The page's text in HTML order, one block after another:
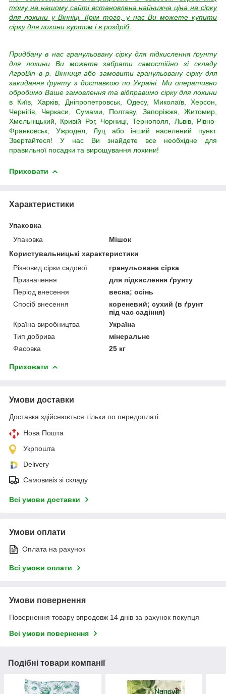
тому на нашому сайті встановлена найнижча ціна на сірку
для лохини у Вінніці. Крім того, у нас Ви можете купити
сірку для лохини гуртом і в роздріб.
Придбану в нас гранульовану сірку для підкислення ґрунту
для лохини Ви можете забрати самостійно зі складу
АгроВin в р. Вінниця або замовити гранульовану сірку для
закидання ґрунту з доставкою по Україні. Ми оперативно
обробимо Ваше замовлення та відправимо сірку для лохини
в Київ, Харків, Дніпропетровськ, Одесу, Миколаїв, Херсон,
Чернігів, Черкаси, Сумами, Полтаву, Запоріжжя, Житомир,
Хмельніцький, Кривій Рог, Чорниці, Тернополя, Львів, Рівно-
Франковськ, Ужродел, Луц або інший населений пункт.
Звертайтеся! У нас Ви знайдете все необхідне для
правильної посадки та вирощування лохини!
Приховати
Характеристики
Упаковка
Упаковка
Мішок
Користувальницькі характеристики
Різновид сірки садової
гранульована сірка
Призначення
для підкислення ґрунту
Період внесення
весна; осінь
Спосіб внесення
кореневий; сухий (в ґрунт
під час садіння)
Країна виробництва
Україна
Тип добрива
мінеральне
Фасовка
25 кг
Приховати
Умови доставки
Доставка здійснюється тільки по передоплаті.
Нова Пошта
Укрпошта
Delivery
Самовивіз зі складу
Всі умови доставки
Умови оплати
Оплата на рахунок
Всі умови оплати
Умови повернення
Повернення товару впродовж 14 днів за рахунок покупця
Всі умови повернення
Подібні товари компанії